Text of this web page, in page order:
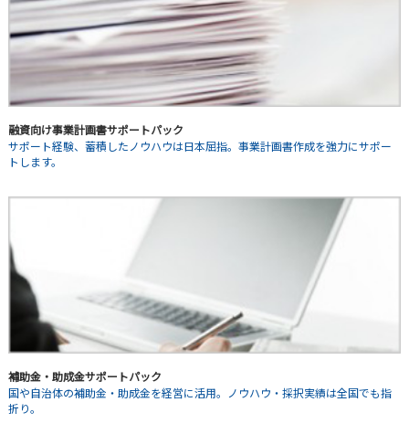
融資向け事業計画書サポートパック
サポート経験、蓄積したノウハウは日本屈指。事業計画書作成を強力にサポー
トします。
補助金・助成金サポートパック
国や自治体の補助金・助成金を経営に活用。ノウハウ・採択実績は全国でも指
折り。